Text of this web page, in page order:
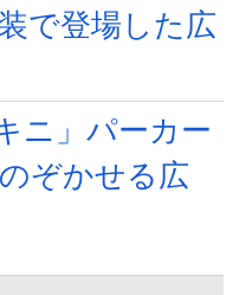
で登場した広
ニ」パーカー
ぞかせる広